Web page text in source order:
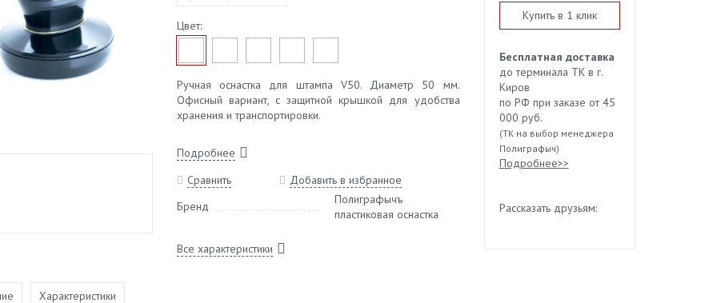
Цвет:
Ручная оснастка для штампа V50. Диаметр 50 мм.
Офисный вариант, с защитной крышкой для удобства
хранения и транспортировки.
Подробнее
Сравнить
Добавить в избранное
Бренд
Полиграфычъ
пластиковая оснастка
Все характеристики
Купить в 1 клик
Бесплатная доставка
до терминала ТК в г.
Киров
по РФ при заказе от 45
000 руб.
(ТК на выбор менеджера
Полиграфыч)
Подробнее>>
Рассказать друзьям:
Характеристики